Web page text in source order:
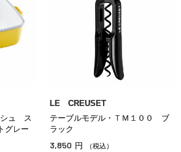
シュ ス
グレー
LE CREUSET
テーブルモデル・ＴＭ１００ ブ
ラック
3,850 円 （税込）